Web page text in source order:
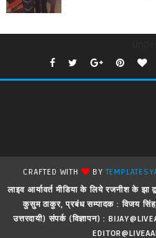
CRAFTED WITH BY
लाइव आर्यावर्त मीडिया के लिये रजनीश के झा
कुसुम ठाकुर, प्रबंध सम्पादक : विजय
उत्तरदायी) संपर्क (विज्ञापन) :